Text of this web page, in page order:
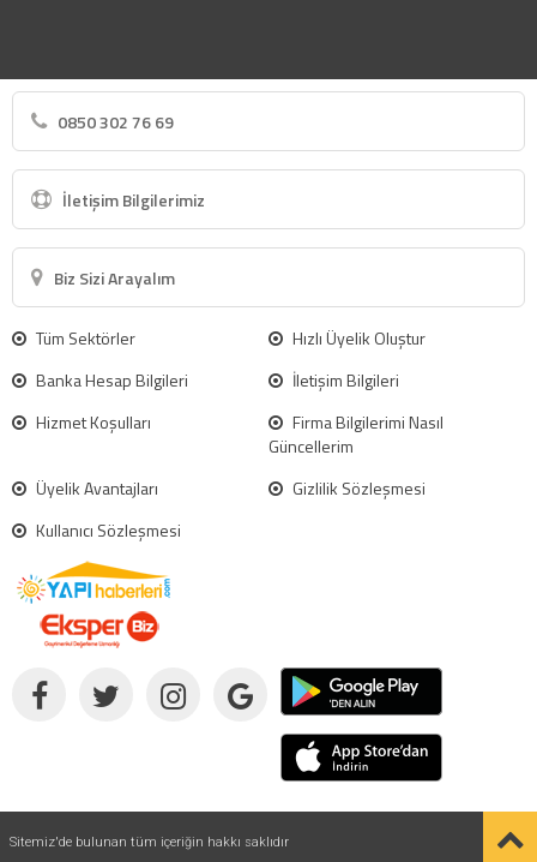
0850 302 76 69
İletişim Bilgilerimiz
Biz Sizi Arayalım
Tüm Sektörler
Hızlı Üyelik Oluştur
Banka Hesap Bilgileri
İletişim Bilgileri
Hizmet Koşulları
Firma Bilgilerimi Nasıl
Güncellerim
Üyelik Avantajları
Gizlilik Sözleşmesi
Kullanıcı Sözleşmesi
Sitemiz'de bulunan tüm içeriğin hakkı saklıdır